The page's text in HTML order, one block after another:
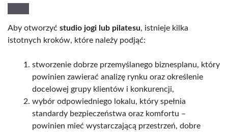
Aby otworzyć studio jogi lub pilatesu, istnieje kilka
istotnych kroków, które należy podjąć:
stworzenie dobrze przemyślanego biznesplanu, który
powinien zawierać analizę rynku oraz określenie
docelowej grupy klientów i konkurencji,
wybór odpowiedniego lokalu, który spełnia
standardy bezpieczeństwa oraz komfortu –
powinien mieć wystarczającą przestrzeń, dobre